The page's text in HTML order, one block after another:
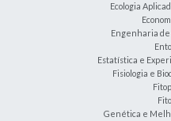
Ecologia
Engenharia de
Estatística e
Fisiologia e
Genética e